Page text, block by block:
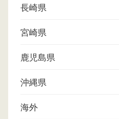
長崎県
宮崎県
鹿児島県
沖縄県
海外